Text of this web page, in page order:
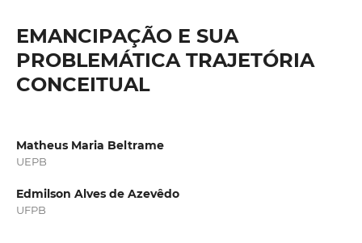
EMANCIPAÇÃO E SUA
PROBLEMÁTICA TRAJETÓRIA
CONCEITUAL
Matheus Maria Beltrame
UEPB
Edmilson Alves de Azevêdo
UFPB